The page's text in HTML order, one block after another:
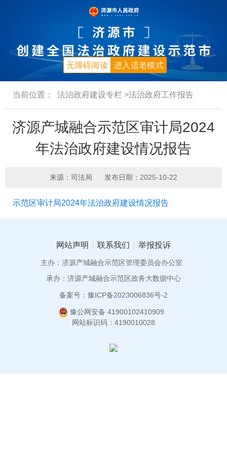
进入适老模式
无障碍阅读
当前位置： 法治政府建设专栏 >法治政府工作报告
济源产城融合示范区审计局2024
年法治政府建设情况报告
来源：司法局 发布日期：2025-10-22
示范区审计局2024年法治政府建设情况报告
网站声明 联系我们 举报投诉
主办：济源产城融合示范区管理委员会办公室
承办：济源产城融合示范区政务大数据中心
备案号：豫ICP备2023006836号-2
豫公网安备 41900102410909
网站标识码：4190010028